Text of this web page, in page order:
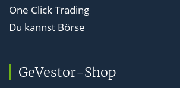
One Click Trading
Du kannst Börse
GeVestor-Shop